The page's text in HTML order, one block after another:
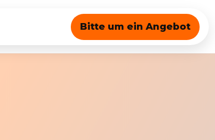
Bitte um ein Angebot